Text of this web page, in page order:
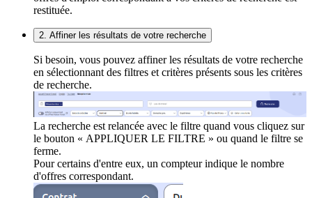
restituée.
2. Affiner les résultats de votre recherche
Si besoin, vous pouvez affiner les résultats de votre recherche
en sélectionnant des filtres et critères présents sous les critères
de recherche.
La recherche est relancée avec le filtre quand vous cliquez sur
le bouton « APPLIQUER LE FILTRE » ou quand le filtre se
ferme.
Pour certains d'entre eux, un compteur indique le nombre
d'offres correspondant.